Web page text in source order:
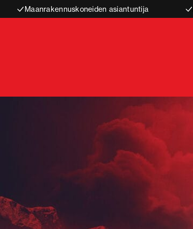
Maanrakennuskoneiden asiantuntija